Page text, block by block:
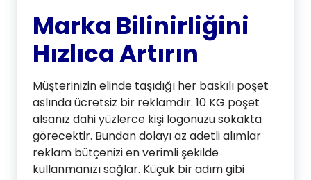
Marka Bilinirliğini
Hızlıca Artırın
Müşterinizin elinde taşıdığı her baskılı poşet
aslında ücretsiz bir reklamdır. 10 KG poşet
alsanız dahi yüzlerce kişi logonuzu sokakta
görecektir. Bundan dolayı az adetli alımlar
reklam bütçenizi en verimli şekilde
kullanmanızı sağlar. Küçük bir adım gibi